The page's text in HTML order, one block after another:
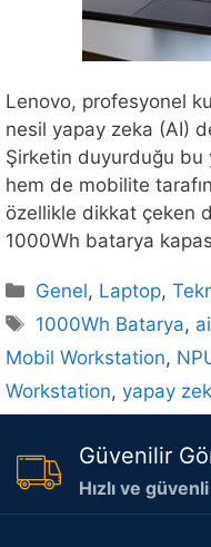
Lenovo, profesyonel
nesil yapay zeka (AI)
Şirketin duyurduğu bu
hem de mobilite
özellikle dikkat çeken
1000Wh batarya
Kategoriler
Genel, Laptop,
Etiketler
1000Wh Batarya,
Mobil Workstation,
Workstation, yapay
Güvenilir
Hızlı ve